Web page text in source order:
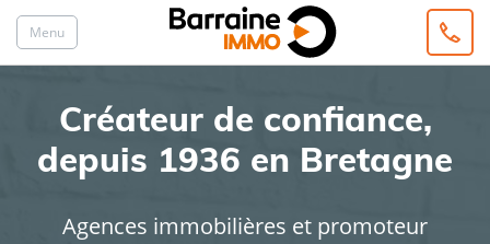
Menu
Créateur de confiance,
depuis 1936 en Bretagne
Agences immobilières et promoteur